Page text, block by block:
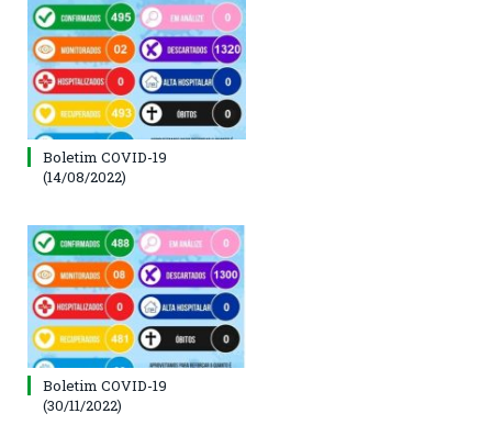
Boletim COVID-19
(14/08/2022)
Boletim COVID-19
(30/11/2022)